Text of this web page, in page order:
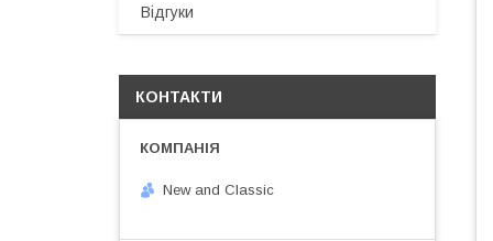
Відгуки
КОНТАКТИ
New and Classic